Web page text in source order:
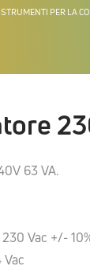
STRUMENTI PER LA
63 VA.
Vac +/-